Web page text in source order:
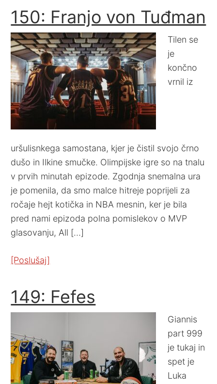
150: Franjo von Tuđman
Tilen se
je
končno
vrnil iz
uršulisnkega samostana, kjer je čistil svojo črno
dušo in Ilkine smučke. Olimpijske igre so na tnalu
v prvih minutah epizode. Zgodnja snemalna ura
je pomenila, da smo malce hitreje poprijeli za
ročaje hejt kotička in NBA mesnin, ker je bila
pred nami epizoda polna pomislekov o MVP
glasovanju, All […]
[Poslušaj]
149: Fefes
Giannis
part 999
je tukaj in
spet je
Luka